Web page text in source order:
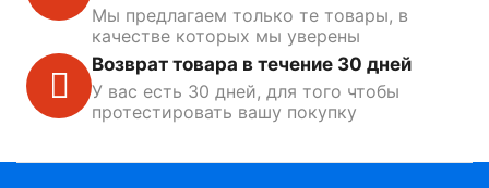
Мы предлагаем только те товары, в
качестве которых мы уверены
Возврат товара в течение 30 дней
У вас есть 30 дней, для того чтобы
протестировать вашу покупку